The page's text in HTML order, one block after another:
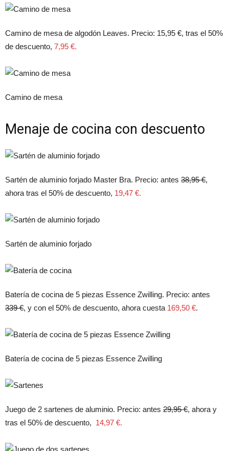
Camino de mesa de algodón Leaves. Precio: 15,95 €, tras el 50%
de descuento, 7,95 €.
Camino de mesa
Menaje de cocina con descuento
Sartén de aluminio forjado Master Bra. Precio: antes 38,95 €,
ahora tras el 50% de descuento, 19,47 €.
Sartén de aluminio forjado
Batería de cocina de 5 piezas Essence Zwilling. Precio: antes
339 €, y con el 50% de descuento, ahora cuesta 169,50 €.
Batería de cocina de 5 piezas Essence Zwilling
Juego de 2 sartenes de aluminio. Precio: antes 29,95 €, ahora y
tras el 50% de descuento, 14,97 €.